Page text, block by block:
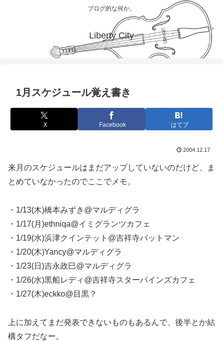
ブログ的な何か。
Liberty City
1月スケジュール覚え書き
X Facebook はてブ
2004.12.17
来月のスケジュールはまだアップしていないのだけど、ま
とめていなかったのでここでメモ。
・1/13(木)橋本みずき@マルディグラ
・1/17(月)ethniqa@イミグランツカフェ
・1/19(水)浜津クインテット@吉祥寺バットマン
・1/20(木)Yancy@マルディグラ
・1/23(日)吉永政巳@マルディグラ
・1/26(水)黒船レディ@吉祥寺スターパインズカフェ
・1/27(木)eckko@目黒？
上に加えてまだ発表できないものもあるんで、後半とか結
構タフだなー。